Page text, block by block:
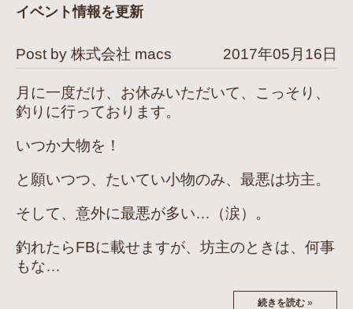
イベント情報を更新
Post by 株式会社 macs 2017年05月16日
月に一度だけ、お休みいただいて、こっそり、
釣りに行っております。
いつか大物を！
と願いつつ、たいてい小物のみ、最悪は坊主。
そして、意外に最悪が多い…（涙）。
釣れたらFBに載せますが、坊主のときは、何事
もな…
続きを読む »